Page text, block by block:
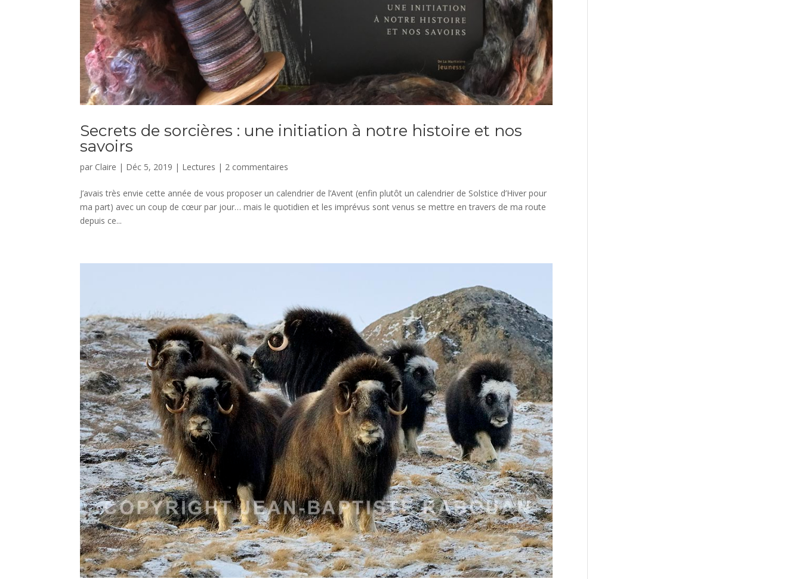
Secrets de sorcières : une initiation à notre histoire et nos
savoirs
par Claire | Déc 5, 2019 | Lectures | 2 commentaires
J’avais très envie cette année de vous proposer un calendrier de l’Avent (enfin plutôt un calendrier de Solstice d’Hiver pour
ma part) avec un coup de cœur par jour… mais le quotidien et les imprévus sont venus se mettre en travers de ma route
depuis ce...